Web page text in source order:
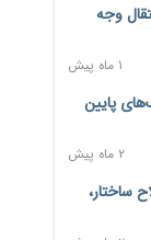
تکمیلی
با هدف
۲۵ درصدی تیراژ ایران‌خودرو،
وجه
۱ ماه پیش
دهک‌های پایین
۲ ماه پیش
ساختار،